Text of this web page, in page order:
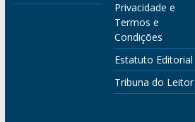
Privacidade e
Termos e
Condições
Estatuto Editorial
Tribuna do Leitor